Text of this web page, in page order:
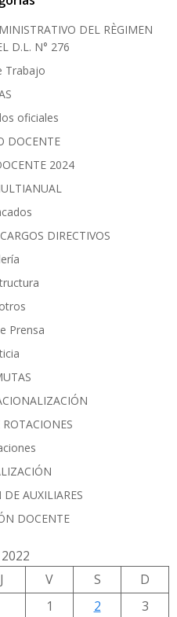
DEL RÈGIMEN
D.L. N° 276
Trabajo
oficiales
DOCENTE
2024
DIRECTIVOS
Prensa
AUXILIARES
DOCENTE
J V S
D
1
2
3